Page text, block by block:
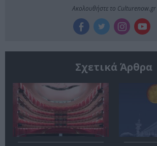
Ακολουθήστε το Culturenow.gr
Σχετικά Άρθρα